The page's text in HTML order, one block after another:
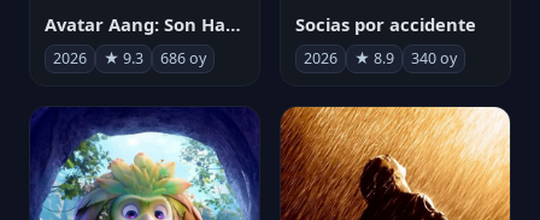
Avatar Aang: Son Havabükücü
2026 ★ 9.3 686 oy
Socias por accidente
2026 ★ 8.9 340 oy